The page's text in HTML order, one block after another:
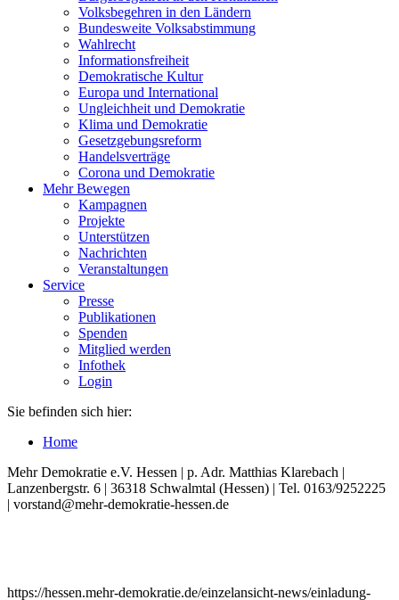
Volksbegehren in den Ländern
Bundesweite Volksabstimmung
Wahlrecht
Informationsfreiheit
Demokratische Kultur
Europa und International
Ungleichheit und Demokratie
Klima und Demokratie
Gesetzgebungsreform
Handelsverträge
Corona und Demokratie
Mehr Bewegen
Kampagnen
Projekte
Unterstützen
Nachrichten
Veranstaltungen
Service
Presse
Publikationen
Spenden
Mitglied werden
Infothek
Login
Sie befinden sich hier:
Home
Mehr Demokratie e.V. Hessen | p. Adr. Matthias Klarebach |
Lanzenbergstr. 6 | 36318 Schwalmtal (Hessen) | Tel. 0163/9252225
| vorstand@mehr-demokratie-hessen.de
https://hessen.mehr-demokratie.de/einzelansicht-news/einladung-